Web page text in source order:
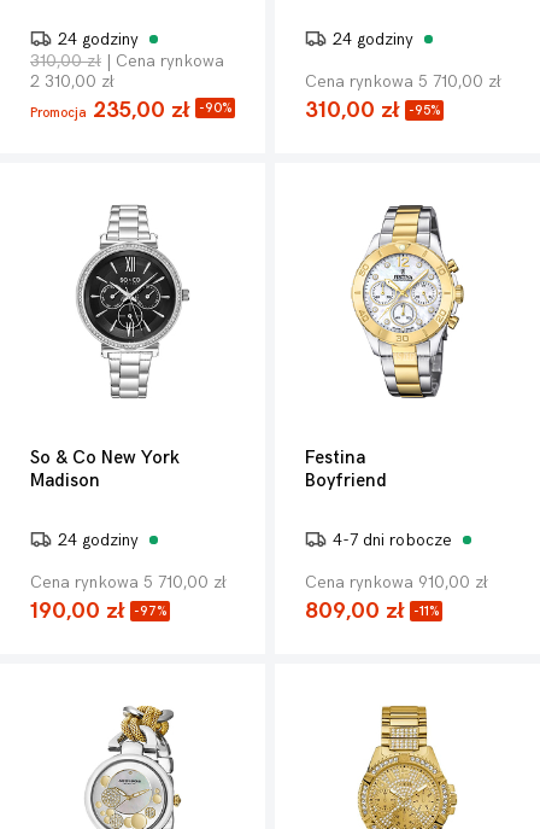
24 godziny
310,00 zł | Cena rynkowa
2 310,00 zł
Promocja 235,00 zł -90%
24 godziny
Cena rynkowa 5 710,00 zł
310,00 zł -95%
So & Co New York
Madison
24 godziny
Cena rynkowa 5 710,00 zł
190,00 zł -97%
Festina
Boyfriend
4-7 dni robocze
Cena rynkowa 910,00 zł
809,00 zł -11%